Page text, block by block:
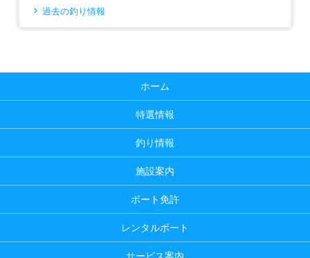
過去の釣り情報
ホーム
特選情報
釣り情報
施設案内
ボート免許
レンタルボート
サービス案内